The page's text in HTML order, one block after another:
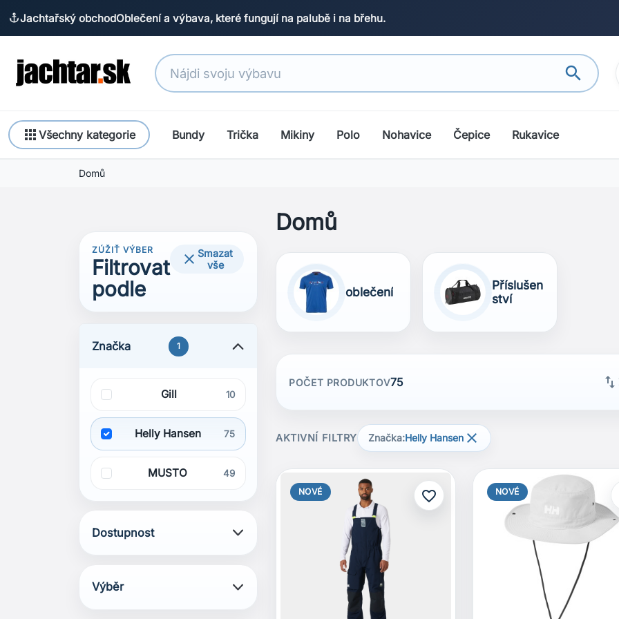
anchorJachtařský obchodOblečení a výbava, které fungují na palubě i na břehu.
search
appsVšechny kategorie Bundy Trička Mikiny Polo Nohavice Čepice Rukavice
Domů
ZÚŽIŤ VÝBER
Filtrovat
podle
 Smazat
vše
Značka 1
Gill 10
Helly Hansen 75
MUSTO 49
Dostupnost
Výběr
Domů
oblečení
Příslušen
ství
POČET PRODUKTOV75 swap_vert
AKTIVNÍ FILTRY Značka:Helly Hansen 
NOVÉ favorite_border NOVÉ